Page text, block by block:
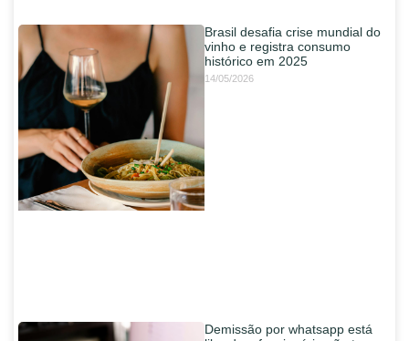
Brasil desafia crise mundial do
vinho e registra consumo
histórico em 2025
14/05/2026
Demissão por whatsapp está